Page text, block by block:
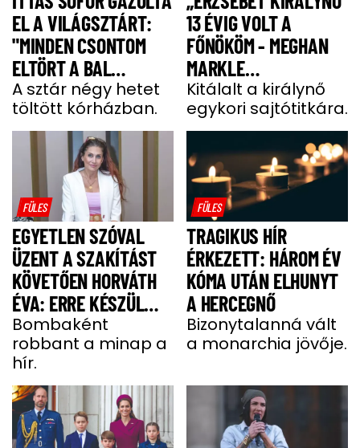
EL A VILÁGSZTÁRT:
"MINDEN CSONTOM
ELTÖRT A BAL
OLDALAMON"
A sztár négy hetet
töltött kórházban.
13 ÉVIG VOLT A
FŐNÖKÖM - MEGHAN
MARKLE
MEGJEGYZÉSE
MEGDÖBBENTETT”
Kitálalt a királynő
egykori sajtótitkára.
FÜLES
EGYETLEN SZÓVAL
ÜZENT A SZAKÍTÁST
KÖVETŐEN HORVÁTH
ÉVA: ERRE KÉSZÜL
MOST A MODELL
Bombaként
robbant a minap a
hír.
FÜLES
TRAGIKUS HÍR
ÉRKEZETT: HÁROM ÉV
KÓMA UTÁN ELHUNYT
A HERCEGNŐ
Bizonytalanná vált
a monarchia jövője.